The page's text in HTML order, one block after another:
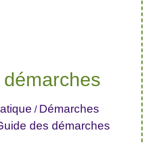
/ Démarches
des démarches